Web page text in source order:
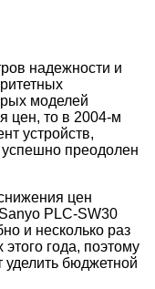
надежности и
моделей
цен, то в 2004-м
устройств,
преодолен
цен
PLC-SW30
и несколько раз
года, поэтому
уделить бюджетной